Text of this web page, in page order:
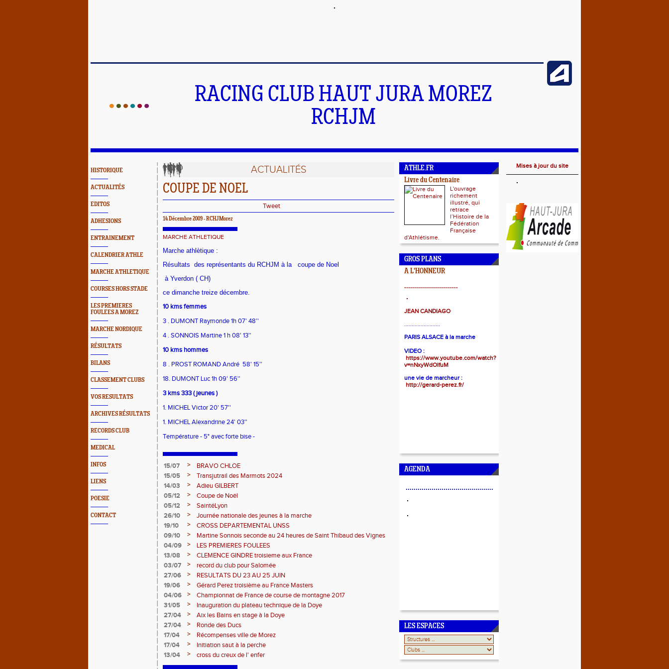
RACING CLUB HAUT JURA MOREZ
RCHJM
HISTORIQUE
ACTUALITÉS
EDITOS
ADHESIONS
ENTRAINEMENT
CALENDRIER ATHLE
MARCHE ATHLETIQUE
COURSES HORS STADE
LES PREMIERES
FOULEES A MOREZ
MARCHE NORDIQUE
RÉSULTATS
BILANS
CLASSEMENT CLUBS
VOS RESULTATS
ARCHIVES RÉSULTATS
RECORDS CLUB
MEDICAL
INFOS
LIENS
POESIE
CONTACT
ACTUALITÉS
COUPE DE NOEL
Tweet
14 Décembre 2009 - RCHJMorez
MARCHE ATHLETIQUE
Marche athlètique :
Résultats des représentants du RCHJM à la coupe de Noel
à Yverdon ( CH)
ce dimanche treize décembre.
10 kms femmes
3 . DUMONT Raymonde 1h 07' 48''
4 . SONNOIS Martine 1 h 08' 13''
10 kms hommes
8 . PROST ROMAND André 58' 15''
18. DUMONT Luc 1h 09' 56''
3 kms 333 ( jeunes )
1. MICHEL Victor 20' 57''
1. MICHEL Alexandrine 24' 03''
Température - 5° avec forte bise -
15/07 >
BRAVO CHLOE
15/05
>
Transjutrail des Marmots 2024
14/03
>
Adieu GILBERT
05/12
>
Coupe de Noël
05/12
>
SaintéLyon
26/10
>
Journée nationale des jeunes à la marche
19/10
>
CROSS DEPARTEMENTAL UNSS
09/10
>
Martine Sonnois seconde au 24 heures de Saint Thibaud des Vignes
04/09
>
LES PREMIERES FOULEES
13/08
>
CLEMENCE GINDRE troisieme aux France
03/07
>
record du club pour Salomée
27/06
>
RESULTATS DU 23 AU 25 JUIN
19/06
>
Gérard Perez troisième au France Masters
04/06
>
Championnat de France de course de montagne 2017
31/05
>
Inauguration du plateau technique de la Doye
27/04
>
Aix les Bains en stage à la Doye
27/04
>
Ronde des Ducs
17/04
>
Récompenses ville de Morez
17/04
>
Initiation saut à la perche
13/04
> cross du creux de l' enfer
ATHLE.FR
Livre du Centenaire
L'ouvrage
richement
illustré, qui
retrace
l’Histoire de la
Fédération
Française
d'Athlétisme.
GROS PLANS
A L'HONNEUR
...........................
JEAN CANDIAGO
........................
PARIS ALSACE à la marche
VIDEO :
https://www.youtube.com/watch?
v=nNxyWdOIfuM
une vie de marcheur :
http://gerard-perez.fr/
AGENDA
............................................
LES ESPACES
Mises à jour du site